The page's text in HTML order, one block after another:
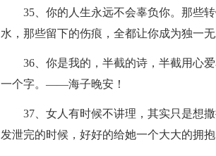
35、你的人生永远不会辜负你。那些
水，那些留下的伤痕，全都让你成为独一无
36、你是我的，半截的诗，半截用心
一个字。——海子晚安！
37、女人有时候不讲理，其实只是想
发泄完的时候，好好的给她一个大大的拥